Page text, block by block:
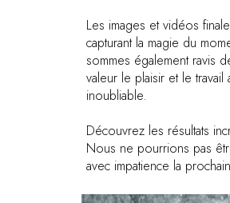
Les images et vidéos
capturant la magie du
sommes également ravis
valeur le plaisir et le
inoubliable.
Découvrez les résultats
Nous ne pourrions pas
avec impatience la